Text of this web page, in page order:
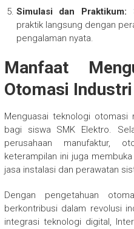
Simulasi dan Praktikum:
praktik langsung dengan
pengalaman nyata.
Manfaat
Otomasi Industri
Menguasai teknologi otomasi
bagi siswa SMK Elektro.
perusahaan manufaktur,
keterampilan ini juga
jasa instalasi dan perawatan
Dengan pengetahuan
berkontribusi dalam revolusi
integrasi teknologi digital,